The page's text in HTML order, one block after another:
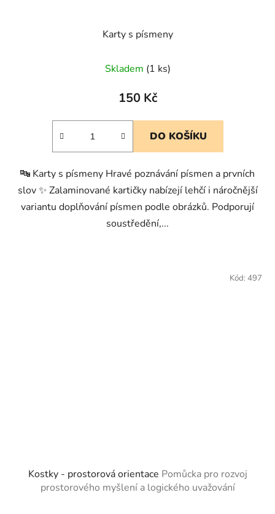
Karty s písmeny
Skladem (1 ks)
150 Kč
DO KOŠÍKU
🔤 Karty s písmeny Hravé poznávání písmen a prvních
slov ✨ Zalaminované kartičky nabízejí lehčí i náročnější
variantu doplňování písmen podle obrázků. Podporují
soustředění,...
Kostky - prostorová orientace Pomůcka pro rozvoj
prostorového myšlení a logického uvažování
Kód: 497